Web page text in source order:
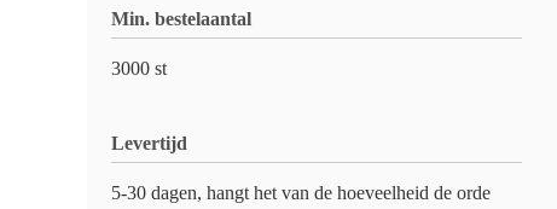
Min. bestelaantal
3000 st
Levertijd
5-30 dagen, hangt het van de hoeveelheid de orde